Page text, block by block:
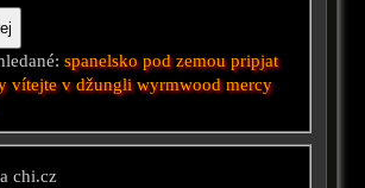
spanelsko pod zemou pripjat
vítejte v džungli wyrmwood mercy
chi.cz